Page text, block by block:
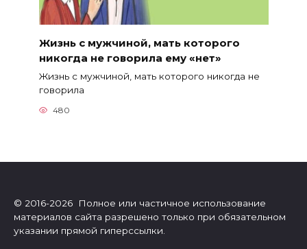
Жизнь с мужчиной, мать которого
никогда не говорила ему «нет»
Жизнь с мужчиной, мать которого никогда не
говорила
480
© 2016-2026 Полное или частичное использование
материалов сайта разрешено только при обязательном
указании прямой гиперссылки.